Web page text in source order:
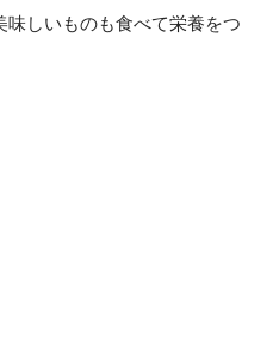
しいものも食べて栄養をつ